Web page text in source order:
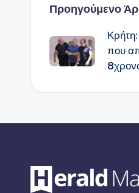
Προηγούμενο
που